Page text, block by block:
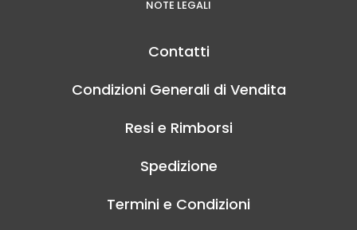
NOTE LEGALI
Contatti
Condizioni Generali di Vendita
Resi e Rimborsi
Spedizione
Termini e Condizioni